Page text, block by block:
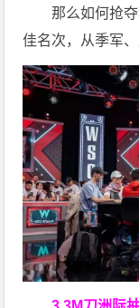
那么如何抢
佳名次，从季军